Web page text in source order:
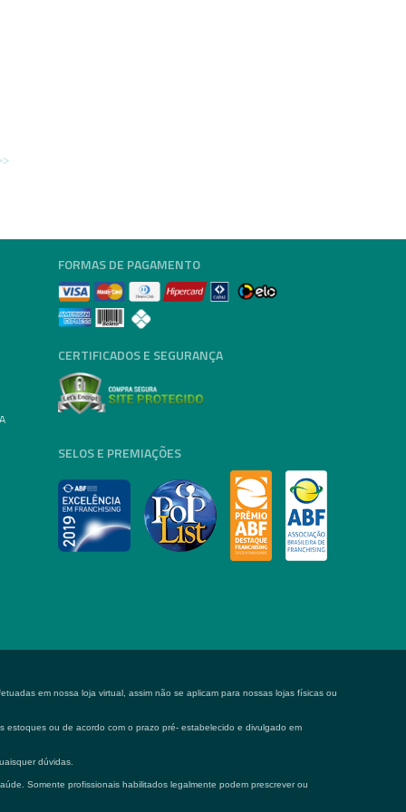
FORMAS DE PAGAMENTO
CERTIFICADOS E SEGURANÇA
SELOS E PREMIAÇÕES
em nossa loja virtual, assim não se aplicam para nossas lojas físicas ou
estoques ou de acordo com o prazo pré- estabelecido e divulgado em
dúvidas.
Somente profissionais habilitados legalmente podem prescrever ou